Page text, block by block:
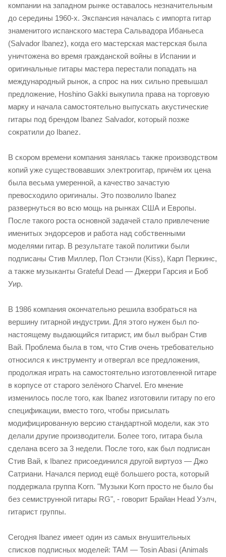
компании на западном рынке оставалось незначительным
до середины 1960-х. Экспансия началась с импорта гитар
знаменитого испанского мастера Сальвадора Ибаньеса
(Salvador Ibanez), когда его мастерская мастерская была
уничтожена во время гражданской войны в Испании и
оригинальные гитары мастера перестали попадать на
международный рынок, а спрос на них сильно превышал
предложение, Hoshino Gakki выкупила права на торговую
марку и начала самостоятельно выпускать акустические
гитары под брендом Ibanez Salvador, который позже
сократили до Ibanez.
В скором времени компания занялась также производством
копий уже существовавших электрогитар, причём их цена
была весьма умеренной, а качество зачастую
превосходило оригиналы. Это позволило Ibanez
развернуться во всю мощь на рынках США и Европы.
После такого роста основной задачей стало привлечение
именитых эндорсеров и работа над собственными
моделями гитар. В результате такой политики были
подписаны Стив Миллер, Пол Стэнли (Kiss), Карл Перкинс,
а также музыканты Grateful Dead — Джерри Гарсия и Боб
Уир.
В 1986 компания окончательно решила взобраться на
вершину гитарной индустрии. Для этого нужен был по-
настоящему выдающийся гитарист, им был выбран Стив
Вай. Проблема была в том, что Стив очень требовательно
относился к инструменту и отвергал все предложения,
продолжая играть на самостоятельно изготовленной гитаре
в корпусе от старого зелёного Charvel. Его мнение
изменилось после того, как Ibanez изготовили гитару по его
спецификации, вместо того, чтобы присылать
модифицированную версию стандартной модели, как это
делали другие производители. Более того, гитара была
сделана всего за 3 недели. После того, как был подписан
Стив Вай, к Ibanez присоединился другой виртуоз — Джо
Сатриани. Начался период ещё большего роста, который
поддержала группа Korn. "Музыки Korn просто не было бы
без семиструнной гитары RG", - говорит Брайан Head Уэлч,
гитарист группы.
Сегодня Ibanez имеет один из самых внушительных
списков подписных моделей: TAM — Tosin Abasi (Animals